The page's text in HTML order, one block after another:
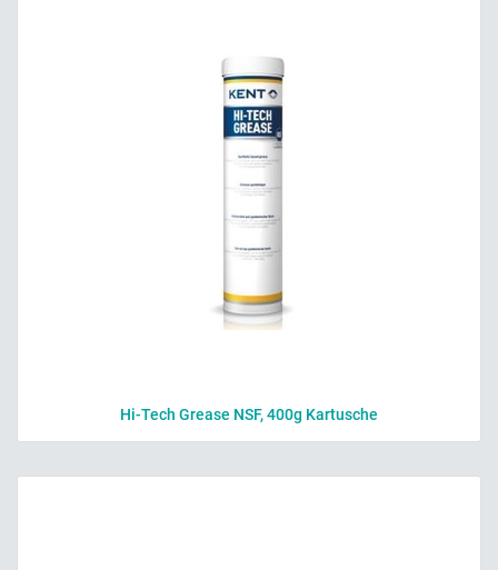
Hi-Tech Grease NSF, 400g Kartusche